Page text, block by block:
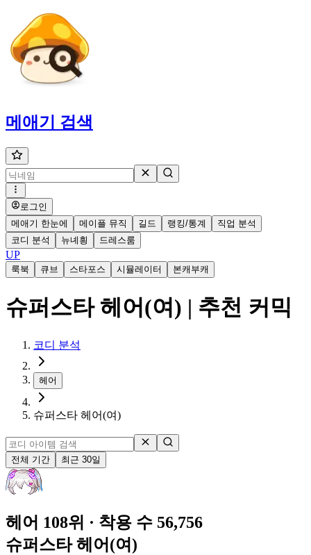
메애기 검색
로그인
메애기 한눈에
메이플 뮤직 길드 랭킹/통계
직업 분석
코디 분석
뉴녜힁 드레스룸
UP
룩북 큐브 스타포스 시뮬레이터 본캐부캐
슈퍼스타 헤어(여) | 추천 커믹
코디 분석
헤어
슈퍼스타 헤어(여)
전체 기간 최근 30일
헤어 108위 · 착용 수 56,756
슈퍼스타 헤어(여)